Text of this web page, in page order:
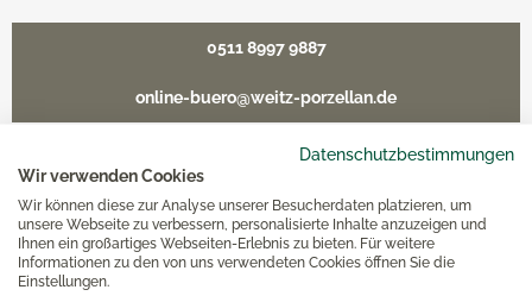
Datenschutzbestimmungen
Wir verwenden Cookies
Wir können diese zur Analyse unserer Besucherdaten platzieren, um
unsere Webseite zu verbessern, personalisierte Inhalte anzuzeigen und
Ihnen ein großartiges Webseiten-Erlebnis zu bieten. Für weitere
Informationen zu den von uns verwendeten Cookies öffnen Sie die
Einstellungen.
0511 8997 9887
online-buero@weitz-porzellan.de
Unsere Häuser
Hannover